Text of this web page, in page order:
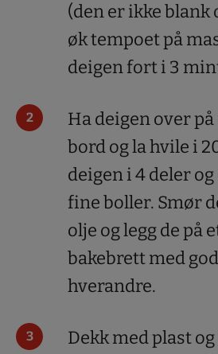
(den er ikke blank
øk tempoet på
deigen fort i 3
Ha deigen over
bord og la hvile i
deigen i 4 deler
fine boller. Smør
olje og legg de på
bakebrett med
hverandre.
Dekk med plast og